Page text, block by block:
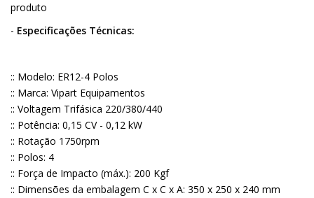
produto
- Especificações Técnicas:
:: Modelo: ER12-4 Polos
:: Marca: Vipart Equipamentos
:: Voltagem Trifásica 220/380/440
:: Potência: 0,15 CV - 0,12 kW
:: Rotação 1750rpm
:: Polos: 4
:: Força de Impacto (máx.): 200 Kgf
:: Dimensões da embalagem C x C x A: 350 x 250 x 240 mm